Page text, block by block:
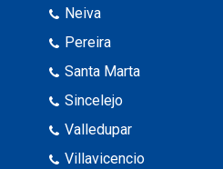
Neiva
Pereira
Santa Marta
Sincelejo
Valledupar
Villavicencio